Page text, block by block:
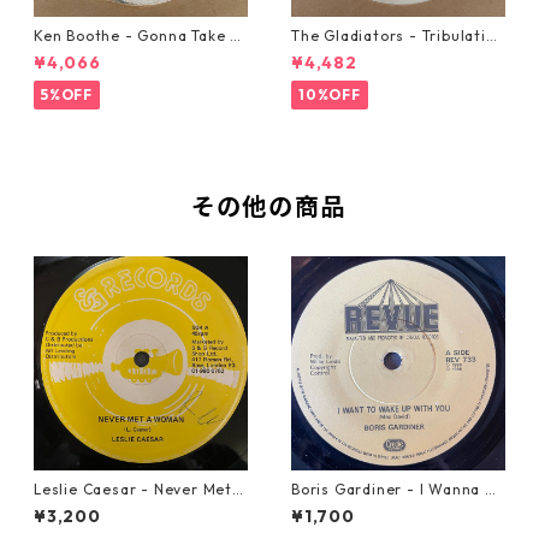
Ken Boothe - Gonna Take A
Miracle【7-21362】
¥4,066
5%OFF
The Gladiators - Tribulation
【7-21365】
¥4,482
10%OFF
その他の商品
Leslie Caesar - Never Met A
Woman【12-50067】
¥3,200
Boris Gardiner - I Wanna W
ake Up With You【7-2192
4】
¥1,700